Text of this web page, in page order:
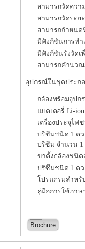
สามารถวัดควา
สามารถวัดระย
สามารถกำหนด
มีฟังก์ชันการทำ
มีฟังก์ชันรังวัดเ
สามารถคำนวณ
อุปกรณ์ในชุดประก
กล้องพร้อมอุปก
แบตเตอรี่ Li-
เครื่องประจุไฟ
ปริซึมชนิด 1 ดว
ปริซึม จำนวน 1
ขาตั้งกล้องชนิด
ปริซึมชนิด 1 ด
โปรแกรมสำห
คู่มือการใช้ภาษ
Brochure